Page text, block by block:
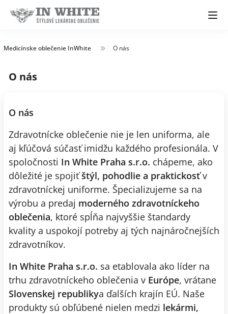
Medicínske oblečenie InWhite O nás
O nás
O nás
Zdravotnícke oblečenie nie je len uniforma, ale
aj kľúčová súčasť imidžu každého profesionála. V
spoločnosti In White Praha s.r.o. chápeme, ako
dôležité je spojiťštýl, pohodlie a praktickosťv
zdravotníckej uniforme. Špecializujeme sa na
výrobu a predaj moderného zdravotníckeho
oblečenia, ktoré spĺňa najvyššie štandardy
kvality a uspokojí potreby aj tých najnáročnejších
zdravotníkov.
In White Praha s.r.o. sa etablovala ako líder na
trhu zdravotníckeho oblečenia v Európe, vrátane
Slovenskej republikya ďalších krajín EÚ. Naše
produkty sú obľúbené nielen medzi lekármi,